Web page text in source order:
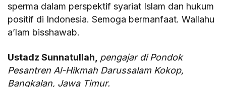
sperma dalam perspektif syariat Islam dan hukum
positif di Indonesia. Semoga bermanfaat. Wallahu
a’lam bisshawab.
Ustadz Sunnatullah, pengajar di Pondok
Pesantren Al-Hikmah Darussalam Kokop,
Bangkalan, Jawa Timur.